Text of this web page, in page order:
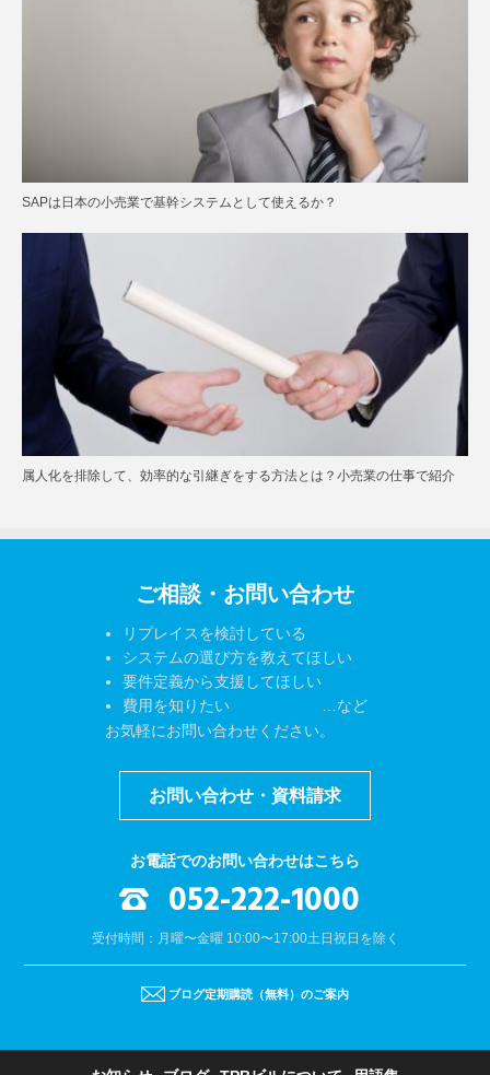
SAPは日本の小売業で基幹システムとして使えるか？
属人化を排除して、効率的な引継ぎをする方法とは？小売業の仕事で紹介
ご相談・お問い合わせ
リプレイスを検討している
システムの選び方を教えてほしい
要件定義から支援してほしい
費用を知りたい …など
お気軽にお問い合わせください。
お問い合わせ・資料請求
お電話でのお問い合わせはこちら
052-222-1000
受付時間：月曜〜金曜 10:00〜17:00土日祝日を除く
ブログ定期購読（無料）のご案内